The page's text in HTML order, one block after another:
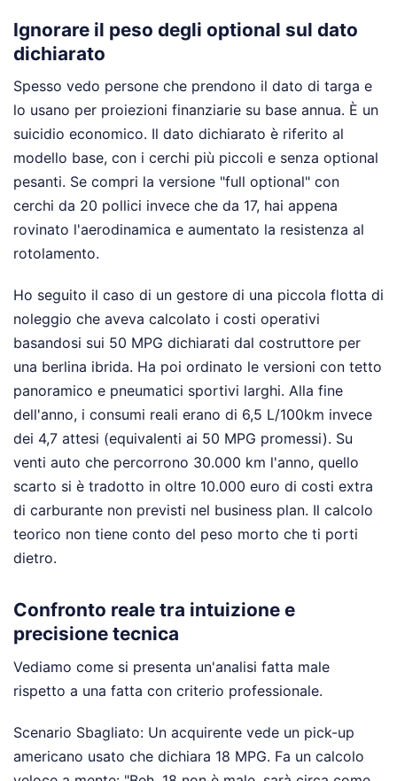
Ignorare il peso degli optional sul dato
dichiarato
Spesso vedo persone che prendono il dato di targa e
lo usano per proiezioni finanziarie su base annua. È un
suicidio economico. Il dato dichiarato è riferito al
modello base, con i cerchi più piccoli e senza optional
pesanti. Se compri la versione "full optional" con
cerchi da 20 pollici invece che da 17, hai appena
rovinato l'aerodinamica e aumentato la resistenza al
rotolamento.
Ho seguito il caso di un gestore di una piccola flotta di
noleggio che aveva calcolato i costi operativi
basandosi sui 50 MPG dichiarati dal costruttore per
una berlina ibrida. Ha poi ordinato le versioni con tetto
panoramico e pneumatici sportivi larghi. Alla fine
dell'anno, i consumi reali erano di 6,5 L/100km invece
dei 4,7 attesi (equivalenti ai 50 MPG promessi). Su
venti auto che percorrono 30.000 km l'anno, quello
scarto si è tradotto in oltre 10.000 euro di costi extra
di carburante non previsti nel business plan. Il calcolo
teorico non tiene conto del peso morto che ti porti
dietro.
Confronto reale tra intuizione e
precisione tecnica
Vediamo come si presenta un'analisi fatta male
rispetto a una fatta con criterio professionale.
Scenario Sbagliato: Un acquirente vede un pick-up
americano usato che dichiara 18 MPG. Fa un calcolo